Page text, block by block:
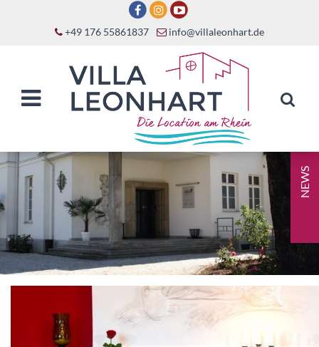
+49 176 55861837 info@villaleonhart.de
NEWS